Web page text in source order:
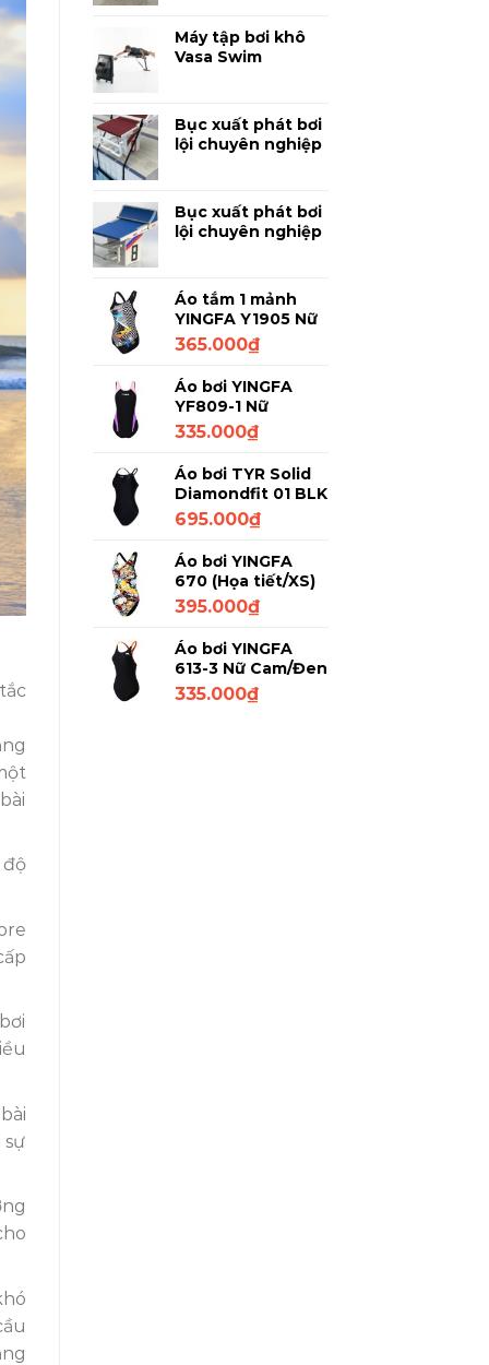
sự
Luyện Bơi Chuyên
Nghiệp Tại Nhà
Máy tập bơi khô
Vasa Swim
bơi lội chuyên
nghiệp
Bục xuất phát bơi
lội chuyên nghiệp
Thanh Đạp
Bục xuất phát bơi
lội chuyên nghiệp
Áo tắm 1 mảnh
YINGFA Y1905 Nữ
Đen họa tiết 2XL
365.000₫
Áo bơi YINGFA
YF809-1 Nữ
Đen/Tím/Trắng XL
335.000₫
Áo bơi TYR Solid
Diamondfit 01 BLK
Đen L/32
695.000₫
Áo bơi YINGFA
670 (Họa tiết/XS)
395.000₫
Áo bơi YINGFA
613-3 Nữ Cam/Đen
M
335.000₫